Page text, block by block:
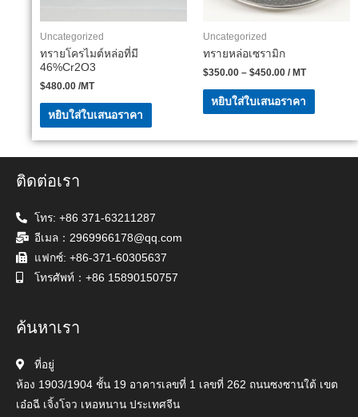
Uncategorized
ทรายโครไมต์หล่อที่มี
46%Cr2O3
$480.00 /MT
หยิบใส่ใบเสนอราคา
Uncategorized
ทรายหล่อเซรามิก
$350.00 – $450.00 / MT
หยิบใส่ใบเสนอราคา
ติดต่อเรา
โทร: +86 371-63211287
อีเมล：2969966178@qq.com
แฟกซ์: +86-371-60305637
โทรศัพท์：+86 15890150757
ค้นหาเรา
ที่อยู่
ห้อง 1903/1904 ชั้น 19 อาคารเลขที่ 1 เลขที่ 262 ถนนซงซานใต้ เขต
เอ๋อฉี เจิ้งโจว เหอหนาน ประเทศจีน